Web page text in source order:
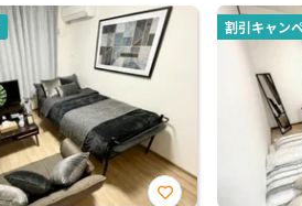
割引キャン